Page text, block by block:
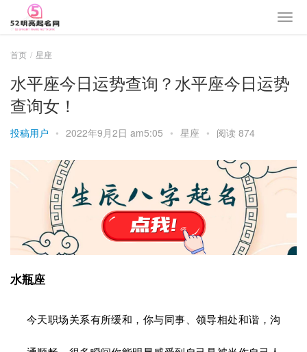
首页 星座
水平座今日运势查询？水平座今日运势
查询女！
投稿用户 • 2022年9月2日 am5:05 • 星座 • 阅读 874
水瓶座
今天职场关系有所缓和，你与同事、领导相处和谐，沟